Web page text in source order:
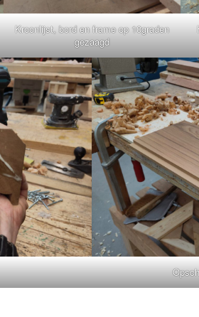
Kroonlijst, bord en frame op 10graden
gezaagd